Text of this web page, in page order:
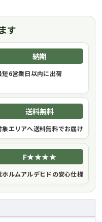
す
納期
短6営業日以内に出荷
送料無料
象エリアへ送料無料でお届け
F★★★★
ホルムアルデヒドの安心仕様